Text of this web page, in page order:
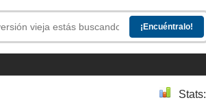
Stats: